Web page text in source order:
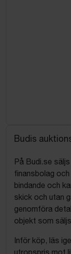
Budis
På Budi.se
finansbolag
bindande och
skick och utan
genomföra
objekt som
Inför köp, läs